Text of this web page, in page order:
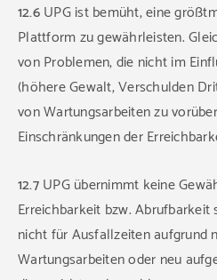
12.6UPG ist bemüht, eine
Plattform zu gewährleisten.
von Problemen, die nicht im
(höhere Gewalt, Verschulden
von Wartungsarbeiten zu
Einschränkungen der
12.7UPG übernimmt keine
Erreichbarkeit bzw.
nicht für Ausfallzeiten aufgrund
Wartungsarbeiten oder neu